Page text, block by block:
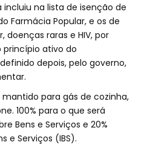
incluiu na lista de isenção de
Farmácia Popular, e os de
raras e HIV, por
princípio ativo do
depois, pelo governo,
para gás de cozinha,
100% para o que será
Bens e Serviços e 20%
e Serviços (IBS).